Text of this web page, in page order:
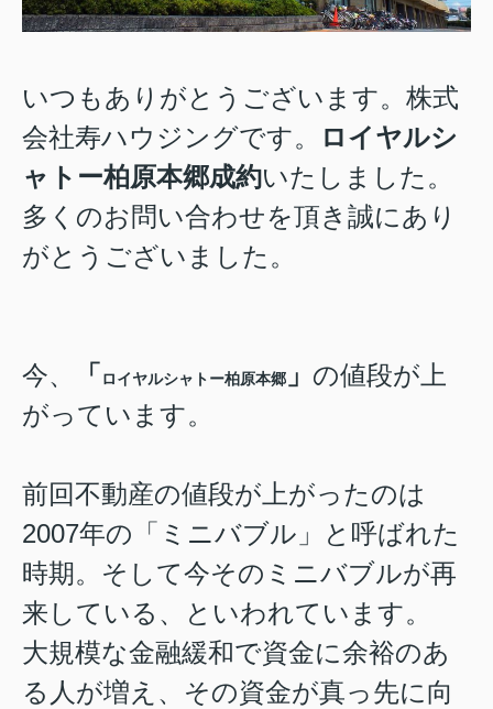
いつもありがとうございます。株式
会社寿ハウジングです。
ロイヤルシ
ャトー柏原本郷成約いたしました。
多くのお問い合わせを頂き誠にあり
がとうございました。
今、 「 ロイヤルシャトー柏原本郷 」 の値段が上
がっています。
前回不動産の値段が上がったのは
2007年の「ミニバブル」と呼ばれた
時期。そして今そのミニバブルが再
来している、といわれています。
大規模な金融緩和で資金に余裕のあ
る人が増え、その資金が真っ先に向